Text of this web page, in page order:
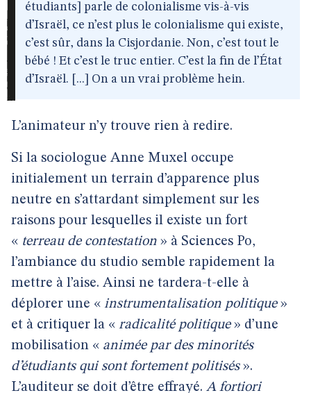
étudiants] parle de colonialisme vis-à-vis
d’Israël, ce n’est plus le colonialisme qui existe,
c’est sûr, dans la Cisjordanie. Non, c’est tout le
bébé ! Et c’est le truc entier. C’est la fin de l’État
d’Israël. [...] On a un vrai problème hein.
L’animateur n’y trouve rien à redire.
Si la sociologue Anne Muxel occupe
initialement un terrain d’apparence plus
neutre en s’attardant simplement sur les
raisons pour lesquelles il existe un fort
« terreau de contestation » à Sciences Po,
l’ambiance du studio semble rapidement la
mettre à l’aise. Ainsi ne tardera-t-elle à
déplorer une « instrumentalisation politique»
et à critiquer la « radicalité politique» d’une
mobilisation « animée par des minorités
d’étudiants qui sont fortement politisés».
L’auditeur se doit d’être effrayé. A fortiori